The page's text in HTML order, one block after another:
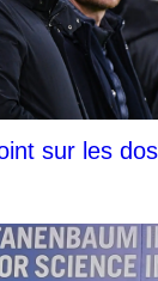
sur les